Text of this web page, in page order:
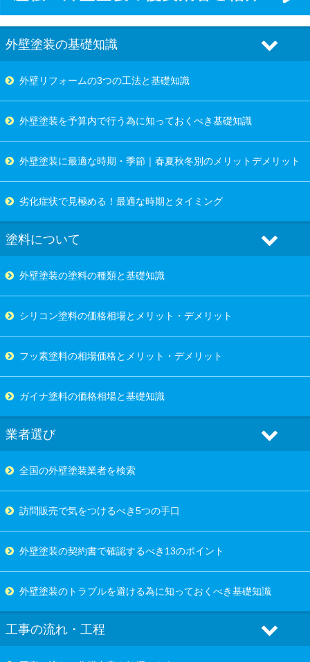
外壁塗装の基礎知識
外壁リフォームの3つの工法と基礎知識
外壁塗装を予算内で行う為に知っておくべき基礎知識
外壁塗装に最適な時期・季節｜春夏秋冬別のメリットデメリット
劣化症状で見極める！最適な時期とタイミング
塗料について
外壁塗装の塗料の種類と基礎知識
シリコン塗料の価格相場とメリット・デメリット
フッ素塗料の相場価格とメリット・デメリット
ガイナ塗料の価格相場と基礎知識
業者選び
全国の外壁塗装業者を検索
訪問販売で気をつけるべき5つの手口
外壁塗装の契約書で確認するべき13のポイント
外壁塗装のトラブルを避ける為に知っておくべき基礎知識
工事の流れ・工程